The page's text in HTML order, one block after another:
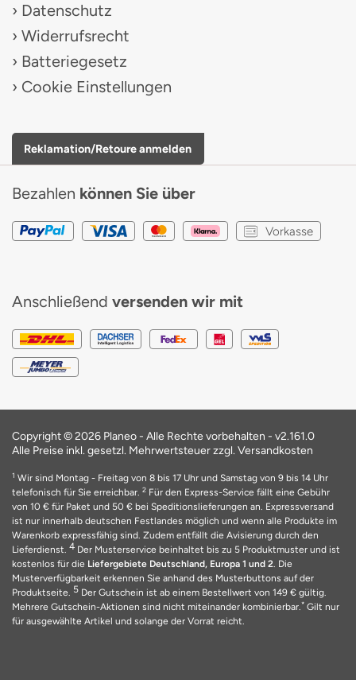
Datenschutz
Widerrufsrecht
Batteriegesetz
Cookie Einstellungen
Reklamation/Retoure anmelden
Bezahlen können Sie über
Vorkasse
Anschließend versenden wir mit
Copyright © 2026 Planeo - Alle Rechte vorbehalten - v2.161.0
Alle Preise inkl. gesetzl. Mehrwertsteuer zzgl. Versandkosten
1 Wir sind Montag - Freitag von 8 bis 17 Uhr und Samstag von 9 bis 14 Uhr
telefonisch für Sie erreichbar. 2 Für den Express-Service fällt eine Gebühr
von 10 € für Paket und 50 € bei Speditionslieferungen an. Expressversand
ist nur innerhalb deutschen Festlandes möglich und wenn alle Produkte im
Warenkorb expressfähig sind. Zudem entfällt die Avisierung durch den
Lieferdienst. 4 Der Musterservice beinhaltet bis zu 5 Produktmuster und ist
kostenlos für die Liefergebiete Deutschland, Europa 1 und 2. Die
Musterverfügbarkeit erkennen Sie anhand des Musterbuttons auf der
Produktseite. 5 Der Gutschein ist ab einem Bestellwert von 149 € gültig.
Mehrere Gutschein-Aktionen sind nicht miteinander kombinierbar.* Gilt nur
für ausgewählte Artikel und solange der Vorrat reicht.